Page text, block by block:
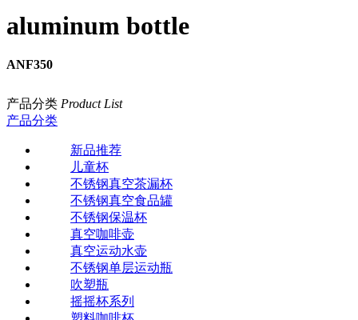
aluminum bottle
ANF350
产品分类 Product List
产品分类
新品推荐
儿童杯
不锈钢真空茶漏杯
不锈钢真空食品罐
不锈钢保温杯
真空咖啡壶
真空运动水壶
不锈钢单层运动瓶
吹塑瓶
摇摇杯系列